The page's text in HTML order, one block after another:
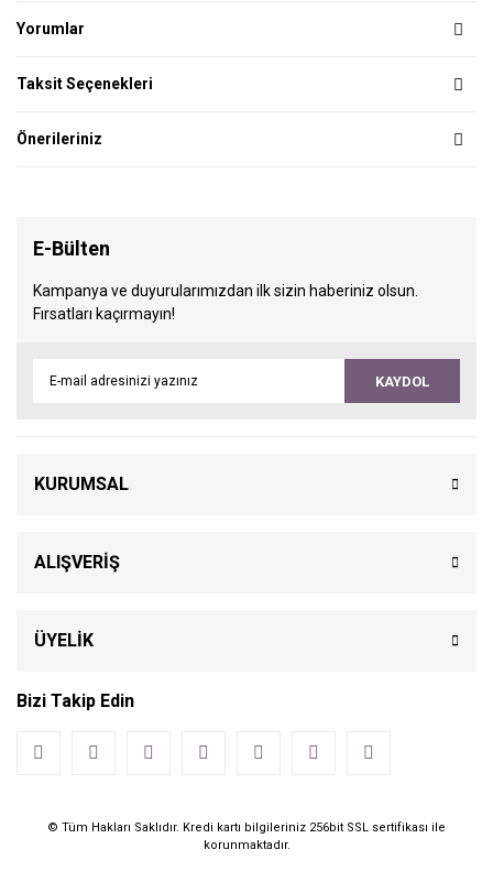
Yorumlar
Taksit Seçenekleri
Önerileriniz
E-Bülten
Kampanya ve duyurularımızdan ilk sizin haberiniz olsun.
Fırsatları kaçırmayın!
KAYDOL
KURUMSAL
ALIŞVERİŞ
ÜYELİK
Bizi Takip Edin
© Tüm Hakları Saklıdır. Kredi kartı bilgileriniz 256bit SSL sertifikası ile
korunmaktadır.